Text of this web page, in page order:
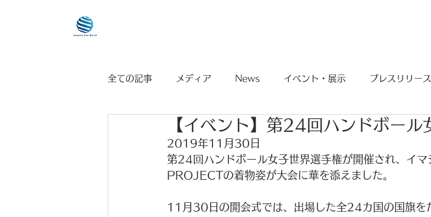
全ての記事 メディア News イベント・展示 プレスリリース
【イベント】第24回ハンドボール
2019年11月30日
第24回ハンドボール女子世界選手権が開催され、イ
PROJECTの着物姿が大会に華を添えました。
11月30日の開会式では、出場した全24カ国の国旗を